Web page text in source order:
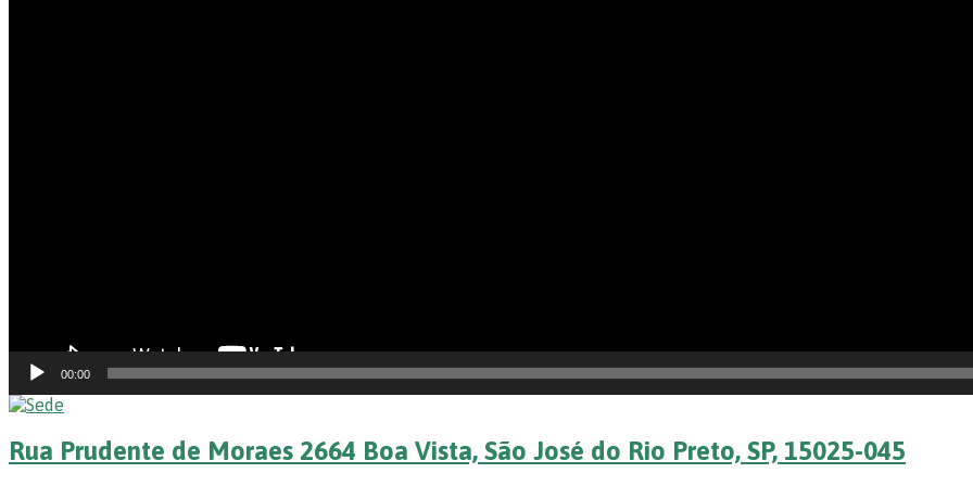
00:00
Rua Prudente de Moraes 2664 Boa Vista, São José do Rio Preto, SP, 15025-045